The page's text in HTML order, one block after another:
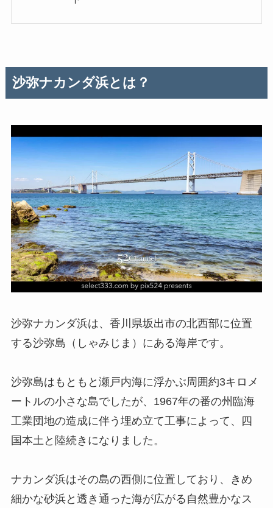
沙弥ナカンダ浜とは？
沙弥ナカンダ浜は、香川県坂出市の北西部に位置
する沙弥島（しゃみじま）にある海岸です。
沙弥島はもともと瀬戸内海に浮かぶ周囲約3キロメ
ートルの小さな島でしたが、1967年の番の州臨海
工業団地の造成に伴う埋め立て工事によって、四
国本土と陸続きになりました。
ナカンダ浜はその島の西側に位置しており、きめ
細かな砂浜と透き通った海が広がる自然豊かなス